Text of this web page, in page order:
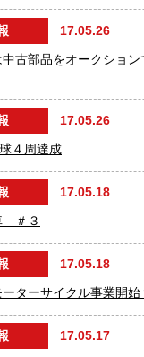
17.05.26
古部品をオークショ
17.05.26
４周達成
17.05.18
＃３
17.05.18
ターサイクル事業開始
17.05.17